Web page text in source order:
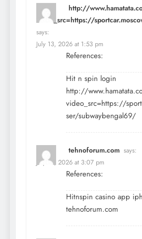
http://
video_src=https://
says:
July 13, 2026 at 1:53 pm
References:
Hit n spin login
http://
video_src=https://
ser/subwaybengal69/
tehnoforum.com says:
July 13, 2026 at 3:07 pm
References:
Hitnspin casino app
tehnoforum.com